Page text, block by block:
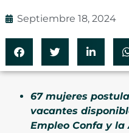
Septiembre 18, 2024
67 mujeres
vacantes
Empleo Confa y